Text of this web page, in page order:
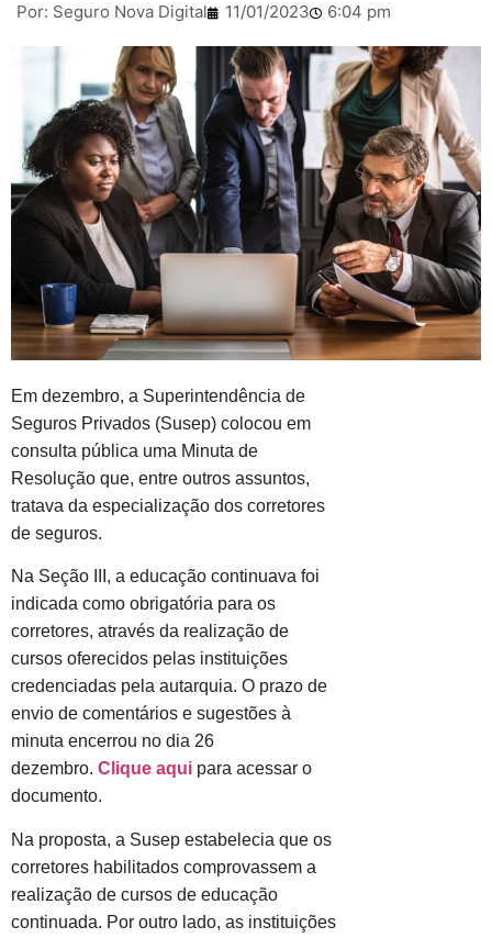
Por: Seguro Nova Digital 11/01/2023 6:04 pm
Em dezembro, a Superintendência de
Seguros Privados (Susep) colocou em
consulta pública uma Minuta de
Resolução que, entre outros assuntos,
tratava da especialização dos corretores
de seguros.
Na Seção III, a educação continuava foi
indicada como obrigatória para os
corretores, através da realização de
cursos oferecidos pelas instituições
credenciadas pela autarquia. O prazo de
envio de comentários e sugestões à
minuta encerrou no dia 26
dezembro. Clique aqui para acessar o
documento.
Na proposta, a Susep estabelecia que os
corretores habilitados comprovassem a
realização de cursos de educação
continuada. Por outro lado, as instituições